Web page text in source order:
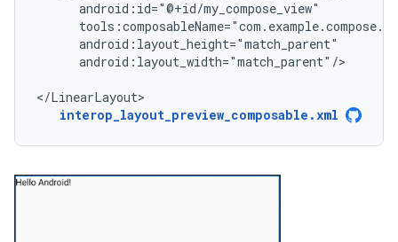
android:layout_width="match_parent"/>
</LinearLayout>
interop_layout_preview_composable.xml